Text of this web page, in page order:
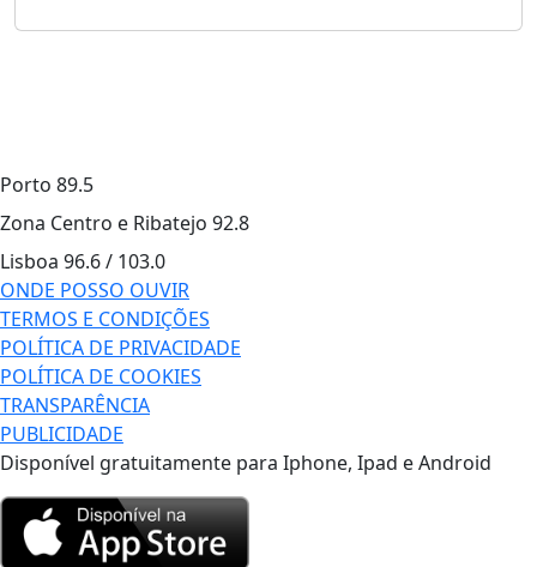
Porto 89.5
Zona Centro e Ribatejo 92.8
Lisboa 96.6 / 103.0
ONDE POSSO OUVIR
TERMOS E CONDIÇÕES
POLÍTICA DE PRIVACIDADE
POLÍTICA DE COOKIES
TRANSPARÊNCIA
PUBLICIDADE
Disponível gratuitamente para Iphone, Ipad e Android